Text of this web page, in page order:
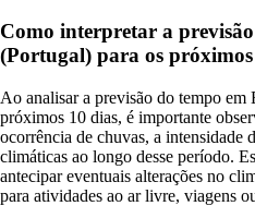
Como interpretar a
(Portugal) para os próximos
Ao analisar a previsão do tempo em
próximos 10 dias, é importante
ocorrência de chuvas, a intensidade
climáticas ao longo desse período.
antecipar eventuais alterações no
para atividades ao ar livre, viagens